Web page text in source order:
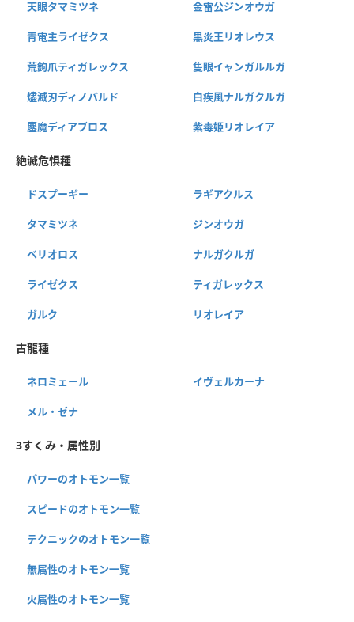
天眼タマミツネ 金雷公ジンオウガ
青電主ライゼクス 黒炎王リオレウス
荒鉤爪ティガレックス 隻眼イャンガルルガ
燼滅刃ディノバルド 白疾風ナルガクルガ
鏖魔ディアブロス 紫毒姫リオレイア
絶滅危惧種
ドスプーギー ラギアクルス
タマミツネ ジンオウガ
ベリオロス ナルガクルガ
ライゼクス ティガレックス
ガルク リオレイア
古龍種
ネロミェール イヴェルカーナ
メル・ゼナ
3すくみ・属性別
パワーのオトモン一覧
スピードのオトモン一覧
テクニックのオトモン一覧
無属性のオトモン一覧
火属性のオトモン一覧